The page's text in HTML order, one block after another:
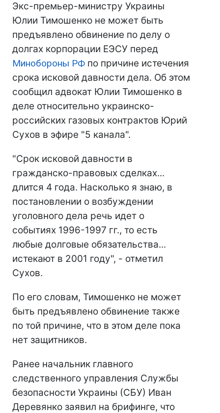
Экс-премьер-министру Украины
Юлии Тимошенко не может быть
предъявлено обвинение по делу о
долгах корпорации ЕЭСУ перед
Минобороны РФ по причине истечения
срока исковой давности дела. Об этом
сообщил адвокат Юлии Тимошенко в
деле относительно украинско-
российских газовых контрактов Юрий
Сухов в эфире "5 канала".
"Срок исковой давности в
гражданско-правовых сделках...
длится 4 года. Насколько я знаю, в
постановлении о возбуждении
уголовного дела речь идет о
событиях 1996-1997 гг., то есть
любые долговые обязательства...
истекают в 2001 году", - отметил
Сухов.
По его словам, Тимошенко не может
быть предъявлено обвинение также
по той причине, что в этом деле пока
нет защитников.
Ранее начальник главного
следственного управления Службы
безопасности Украины (СБУ) Иван
Деревянко заявил на брифинге, что